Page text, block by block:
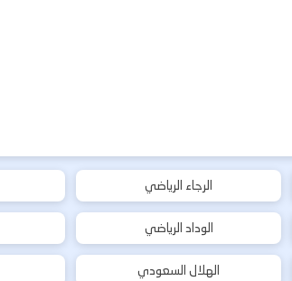
الرجاء الرياضي
الوداد الرياضي
الهلال السعودي